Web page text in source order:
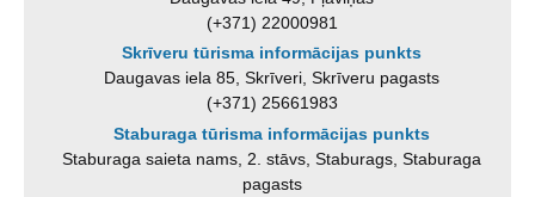
(+371) 22000981
Skrīveru tūrisma informācijas punkts
Daugavas iela 85, Skrīveri, Skrīveru pagasts
(+371) 25661983
Staburaga tūrisma informācijas punkts
Staburaga saieta nams, 2. stāvs, Staburags, Staburaga
pagasts